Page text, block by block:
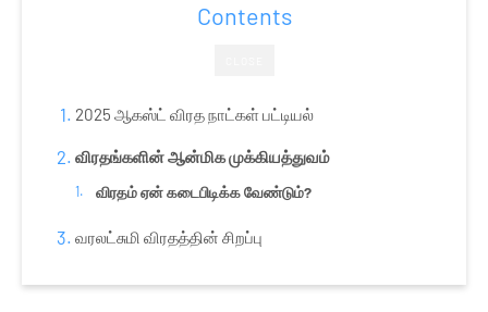
Contents
2025 ஆகஸ்ட் விரத நாட்கள் பட்டியல்
விரதங்களின் ஆன்மிக முக்கியத்துவம்
விரதம் ஏன் கடைபிடிக்க வேண்டும்?
வரலட்சுமி விரதத்தின் சிறப்பு